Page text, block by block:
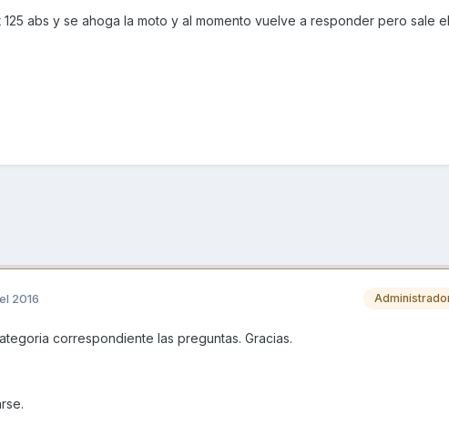
abs y se ahoga la moto y al momento vuelve a responder pero sale
2016
correspondiente las preguntas. Gracias.